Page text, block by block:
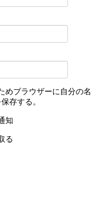
めブラウザーに自分の名
存する。
知
る